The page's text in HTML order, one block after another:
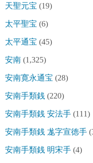
天聖元宝 (19)
太平聖宝 (6)
太平通宝 (45)
安南 (1,325)
安南寛永通宝 (28)
安南手類銭 (220)
安南手類銭 安法手 (111)
安南手類銭 尨字宣徳手
安南手類銭 明宋手 (4)